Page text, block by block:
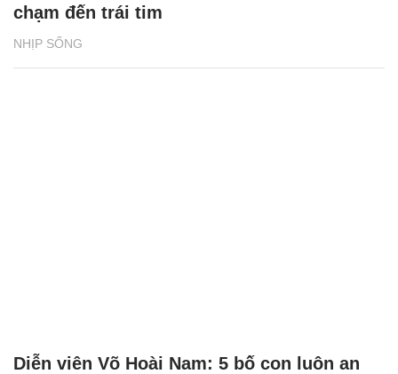
NHỊP SỐNG
chạm đến trái tim
Diễn viên Võ Hoài Nam: 5 bố con luôn an